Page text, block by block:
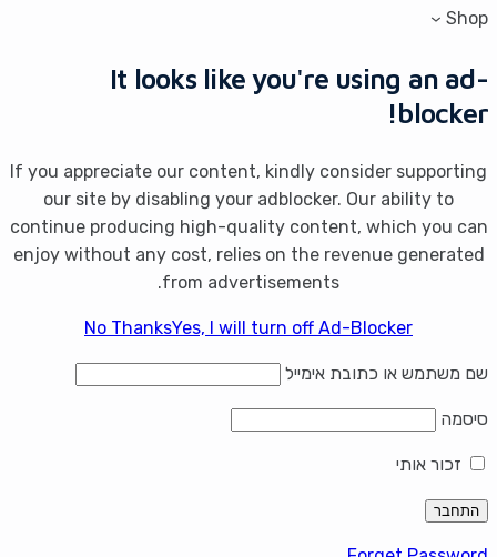
Shop
It looks like you're using an ad-
blocker!
If you appreciate our content, kindly consider supporting
our site by disabling your adblocker. Our ability to
continue producing high-quality content, which you can
enjoy without any cost, relies on the revenue generated
from advertisements.
Yes, I will turn off Ad-Blocker
No Thanks
שם משתמש או כתובת אימייל
סיסמה
זכור אותי